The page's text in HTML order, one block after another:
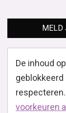
MELD
De inhoud
respecteren.
voorkeuren